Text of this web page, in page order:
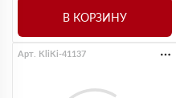
В КОРЗИНУ
Арт. KliKi-41137